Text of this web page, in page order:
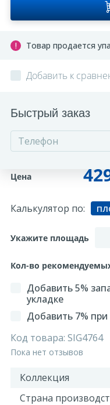
Товар продается
Добавить к
Быстрый заказ
Цена
Калькулятор по:
Укажите площадь
Кол-во
Добавить 5%
укладке
Добавить 7%
Код товара: SIG4764
Пока нет отзывов
Коллекция
Страна